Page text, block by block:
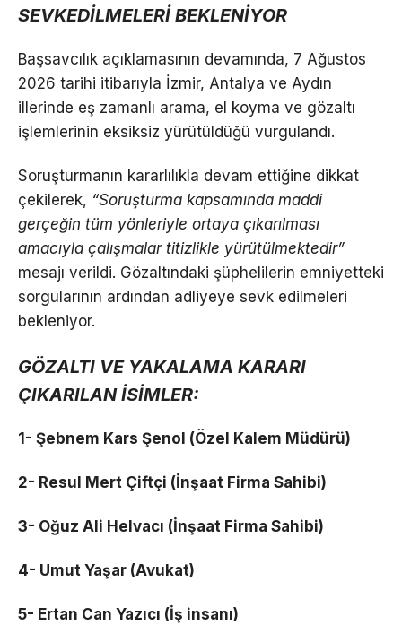
SEVKEDİLMELERİ BEKLENİYOR
Başsavcılık açıklamasının devamında, 7 Ağustos
2026 tarihi itibarıyla İzmir, Antalya ve Aydın
illerinde eş zamanlı arama, el koyma ve gözaltı
işlemlerinin eksiksiz yürütüldüğü vurgulandı.
Soruşturmanın kararlılıkla devam ettiğine dikkat
çekilerek, “Soruşturma kapsamında maddi
gerçeğin tüm yönleriyle ortaya çıkarılması
amacıyla çalışmalar titizlikle yürütülmektedir”
mesajı verildi. Gözaltındaki şüphelilerin emniyetteki
sorgularının ardından adliyeye sevk edilmeleri
bekleniyor.
GÖZALTI VE YAKALAMA KARARI
ÇIKARILAN İSİMLER:
1- Şebnem Kars Şenol (Özel Kalem Müdürü)
2- Resul Mert Çiftçi (İnşaat Firma Sahibi)
3- Oğuz Ali Helvacı (İnşaat Firma Sahibi)
4- Umut Yaşar (Avukat)
5- Ertan Can Yazıcı (İş insanı)